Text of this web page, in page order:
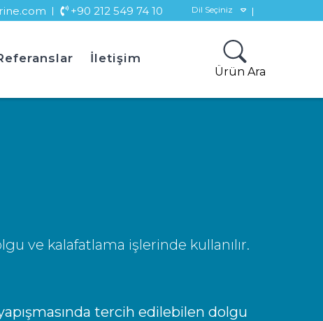
+90 212 549 74 10 Dil Seçiniz
İletişim
Ürün Ara
ve kalafatlama işlerinde kullanılır.
tercih edilebilen dolgu